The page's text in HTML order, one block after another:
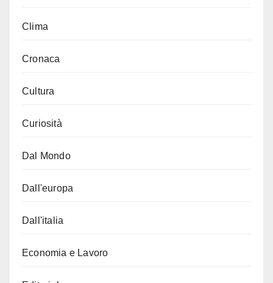
Clima
Cronaca
Cultura
Curiosità
Dal Mondo
Dall'europa
Dall'italia
Economia e Lavoro